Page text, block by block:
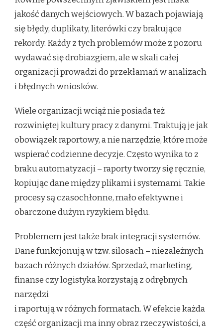
jakość danych wejściowych. W bazach pojawiają
się błędy, duplikaty, literówki czy brakujące
rekordy. Każdy z tych problemów może z pozoru
wydawać się drobiazgiem, ale w skali całej
organizacji prowadzi do przekłamań w analizach
i błędnych wniosków.
Wiele organizacji wciąż nie posiada też
rozwiniętej kultury pracy z danymi. Traktują je jak
obowiązek raportowy, a nie narzędzie, które może
wspierać codzienne decyzje. Często wynika to z
braku automatyzacji – raporty tworzy się ręcznie,
kopiując dane między plikami i systemami. Takie
procesy są czasochłonne, mało efektywne i
obarczone dużym ryzykiem błędu.
Problemem jest także brak integracji systemów.
Dane funkcjonują w tzw. silosach – niezależnych
bazach różnych działów. Sprzedaż, marketing,
finanse czy logistyka korzystają z odrębnych
narzędzi
i raportują w różnych formatach. W efekcie każda
część organizacji ma inny obraz rzeczywistości, a